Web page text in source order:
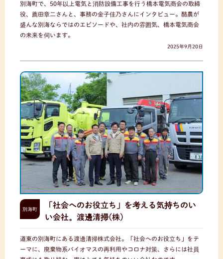
別海町で、50年以上電気と消防設備工事を行う橋本電気商会の取締
役、薦田章二さんと、事務の金子佳乃さんにインタビュー。酪農が
盛んな別海ならではのエピソードや、社内の雰囲気、橋本電気商会
の未来を伺います。
2025年9月20日
別海町
「社会へのお役立ち」を考える気持ちのい
い会社。渡邊清掃(株)
道東の別海町にある渡邊清掃株式会社。「社会へのお役立ち」をテ
ーマに、廃棄物系バイオマスの再利用やコロナ対策、さらには社員